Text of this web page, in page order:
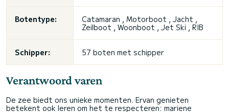
Botentype:
Catamaran , Motorboot , Jacht ,
Zeilboot , Woonboot , Jet Ski , RIB
Schipper: 57 boten met schipper
Verantwoord varen
De zee biedt ons unieke momenten. Ervan genieten
betekent ook leren om het te respecteren: mariene